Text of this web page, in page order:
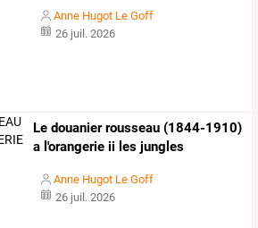
Anne Hugot Le Goff
26 juil. 2026
Le douanier rousseau (1844-1910)
a l'orangerie ii les jungles
Anne Hugot Le Goff
26 juil. 2026